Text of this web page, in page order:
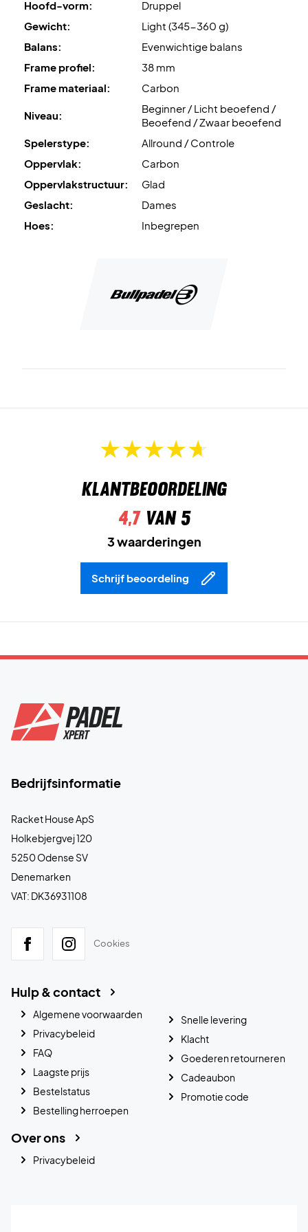
Hoofd-vorm:
Druppel
Gewicht:
Light (345-360 g)
Balans:
Evenwichtige balans
Frame profiel:
38 mm
Frame materiaal:
Carbon
Niveau:
Beginner / Licht beoefend /
Beoefend / Zwaar beoefend
Spelerstype:
Allround / Controle
Oppervlak:
Carbon
Oppervlakstructuur:
Glad
Geslacht:
Dames
Hoes:
Inbegrepen
Klantbeoordeling
4,7van 5
3 waarderingen
Schrijf beoordeling
Bedrijfsinformatie
Racket House ApS
Holkebjergvej 120
5250 Odense SV
Denemarken
VAT: DK36931108
Cookies
Hulp & contact
Algemene voorwaarden
Privacybeleid
FAQ
Laagste prijs
Bestelstatus
Bestelling herroepen
Snelle levering
Klacht
Goederen retourneren
Cadeaubon
Promotie code
Over ons
Privacybeleid